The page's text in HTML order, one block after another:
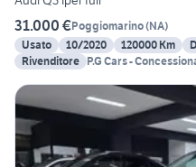
31.000 €Poggiomarino(NA)
Usato
10/2020 120000 Km
Rivenditore P.G Cars -